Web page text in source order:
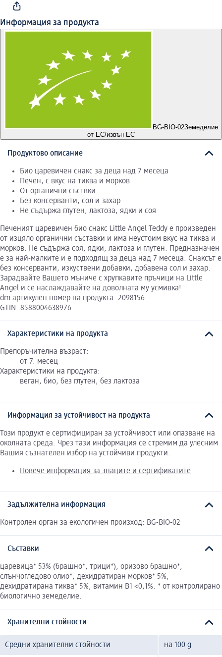
Информация за продукта
BG-BIO-02Земеделие
от ЕС/извън ЕС
Продуктово описание
Био царевичен снакс за деца над 7 месеца
Печен, с вкус на тиква и морков
От органични съствки
Без консерванти, сол и захар
Не съдържа глутен, лактоза, ядки и соя
Печеният царевичен био снакс Little Angel Teddy е произведен
от изцяло органични съставки и има неустоим вкус на тиква и
морков. Не съдържа соя, ядки, лактоза и глутен. Предназначен
е за най-малките и е подходящ за деца над 7 месеца. Снаксът е
без консерванти, изкуствени добавки, добавена сол и захар.
Зарадвайте Вашето мъниче с хрупкавите пръчици на Little
Angel и се наслаждавайте на доволната му усмивка!
dm артикулен номер на продукта: 2098156
GTIN: 8588004638976
Характеристики на продукта
Препоръчителна възраст:
от 7. месец
Характеристики на продукта:
веган, био, без глутен, без лактоза
Информация за устойчивост на продукта
Този продукт е сертифициран за устойчивост или опазване на
околната среда. Чрез тази информация се стремим да улесним
Вашия съзнателен избор на устойчиви продукти.
Повече информация за знаците и сертификатите
Задължителна информация
Контролен орган за екологичен произход: BG-BIO-02
Съставки
царевица* 53% (брашно*, трици*), оризово брашно*,
слънчогледово олио*, дехидратиран морков* 5%,
дехидратирана тиква* 5%, витамин В1 <0,1%. * от контролирано
биологично земеделие.
Хранителни стойности
Средни хранителни стойности на 100 g